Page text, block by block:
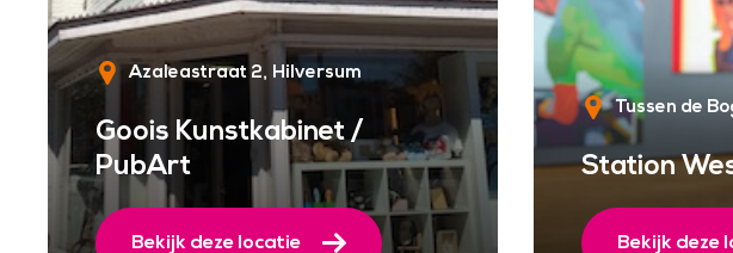
Azaleastraat 2 Hilversum
Goois Kunstkabinet /
PubArt
Bekijk deze locatie
Tussen de
Station
Bekijk deze